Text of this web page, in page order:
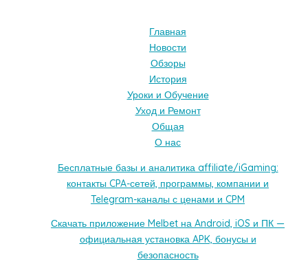
Главная
Новости
Обзоры
История
Уроки и Обучение
Уход и Ремонт
Общая
О нас
Бесплатные базы и аналитика affiliate/iGaming:
контакты CPA-сетей, программы, компании и
Telegram-каналы с ценами и CPM
Скачать приложение Melbet на Android, iOS и ПК —
официальная установка APK, бонусы и
безопасность